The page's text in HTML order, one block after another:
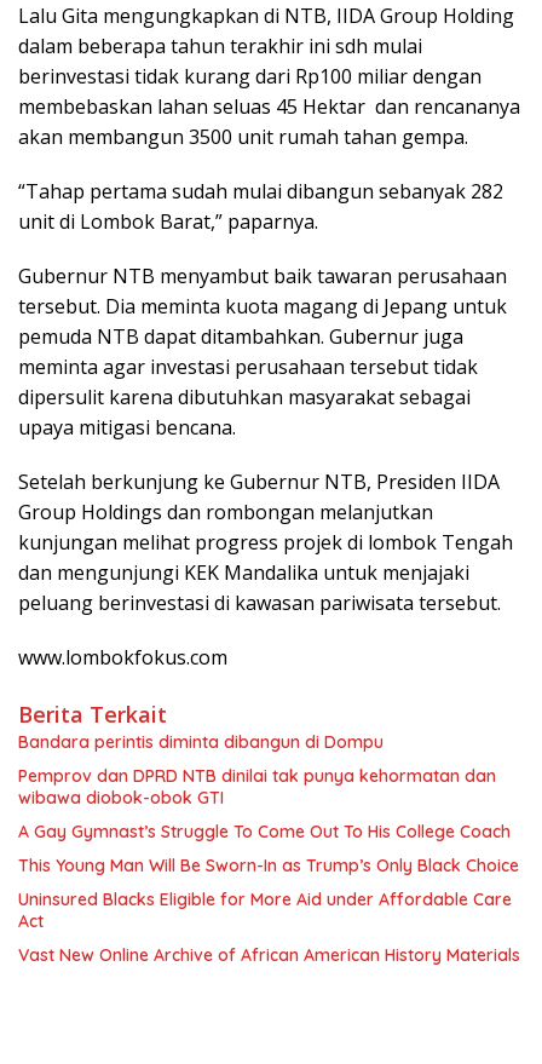
Lalu Gita mengungkapkan di NTB, IIDA Group Holding
dalam beberapa tahun terakhir ini sdh mulai
berinvestasi tidak kurang dari Rp100 miliar dengan
membebaskan lahan seluas 45 Hektar dan rencananya
akan membangun 3500 unit rumah tahan gempa.
“Tahap pertama sudah mulai dibangun sebanyak 282
unit di Lombok Barat,” paparnya.
Gubernur NTB menyambut baik tawaran perusahaan
tersebut. Dia meminta kuota magang di Jepang untuk
pemuda NTB dapat ditambahkan. Gubernur juga
meminta agar investasi perusahaan tersebut tidak
dipersulit karena dibutuhkan masyarakat sebagai
upaya mitigasi bencana.
Setelah berkunjung ke Gubernur NTB, Presiden IIDA
Group Holdings dan rombongan melanjutkan
kunjungan melihat progress projek di lombok Tengah
dan mengunjungi KEK Mandalika untuk menjajaki
peluang berinvestasi di kawasan pariwisata tersebut.
www.lombokfokus.com
Berita Terkait
Bandara perintis diminta dibangun di Dompu
Pemprov dan DPRD NTB dinilai tak punya kehormatan dan
wibawa diobok-obok GTI
A Gay Gymnast’s Struggle To Come Out To His College Coach
This Young Man Will Be Sworn-In as Trump’s Only Black Choice
Uninsured Blacks Eligible for More Aid under Affordable Care
Act
Vast New Online Archive of African American History Materials